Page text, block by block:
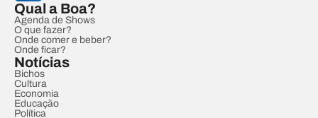
Qual a Boa?
Agenda de Shows
O que fazer?
Onde comer e beber?
Onde ficar?
Notícias
Bichos
Cultura
Economia
Educação
Política